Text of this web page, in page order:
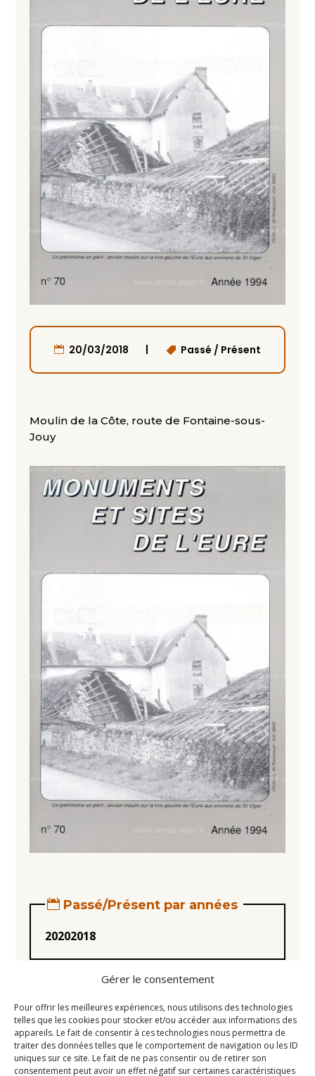
Gérer le consentement
Pour offrir les meilleures expériences, nous utilisons des technologies
telles que les cookies pour stocker et/ou accéder aux informations des
appareils. Le fait de consentir à ces technologies nous permettra de
traiter des données telles que le comportement de navigation ou les ID
uniques sur ce site. Le fait de ne pas consentir ou de retirer son
consentement peut avoir un effet négatif sur certaines caractéristiques
20/03/2018 | Passé / Présent
Moulin de la Côte, route de Fontaine-sous-
Jouy
Passé/Présent par années
20202018
Statuts
Règlement intérieur